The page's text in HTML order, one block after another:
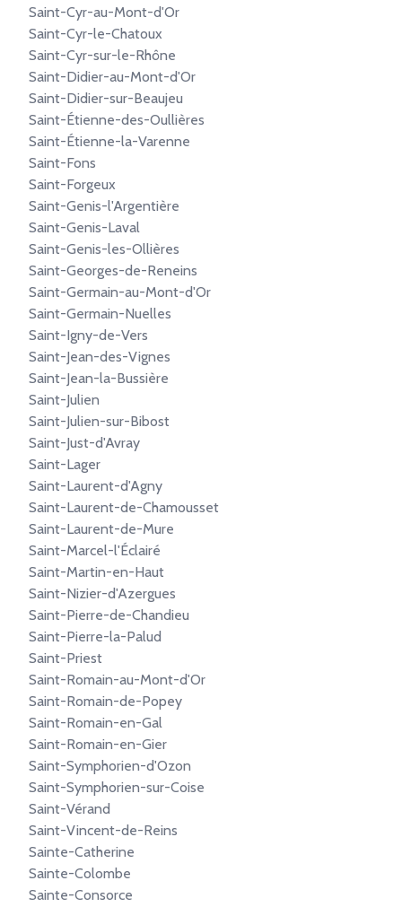
Saint-Cyr-au-Mont-d'Or
Saint-Cyr-le-Chatoux
Saint-Cyr-sur-le-Rhône
Saint-Didier-au-Mont-d'Or
Saint-Didier-sur-Beaujeu
Saint-Étienne-des-Oullières
Saint-Étienne-la-Varenne
Saint-Fons
Saint-Forgeux
Saint-Genis-l'Argentière
Saint-Genis-Laval
Saint-Genis-les-Ollières
Saint-Georges-de-Reneins
Saint-Germain-au-Mont-d'Or
Saint-Germain-Nuelles
Saint-Igny-de-Vers
Saint-Jean-des-Vignes
Saint-Jean-la-Bussière
Saint-Julien
Saint-Julien-sur-Bibost
Saint-Just-d'Avray
Saint-Lager
Saint-Laurent-d'Agny
Saint-Laurent-de-Chamousset
Saint-Laurent-de-Mure
Saint-Marcel-l'Éclairé
Saint-Martin-en-Haut
Saint-Nizier-d'Azergues
Saint-Pierre-de-Chandieu
Saint-Pierre-la-Palud
Saint-Priest
Saint-Romain-au-Mont-d'Or
Saint-Romain-de-Popey
Saint-Romain-en-Gal
Saint-Romain-en-Gier
Saint-Symphorien-d'Ozon
Saint-Symphorien-sur-Coise
Saint-Vérand
Saint-Vincent-de-Reins
Sainte-Catherine
Sainte-Colombe
Sainte-Consorce